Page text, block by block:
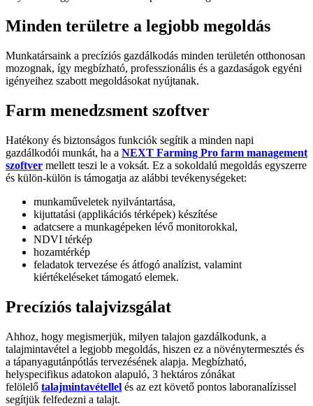
Minden területre a legjobb megoldás
Munkatársaink a precíziós gazdálkodás minden területén otthonosan
mozognak, így megbízható, professzionális és a gazdaságok egyéni
igényeihez szabott megoldásokat nyújtanak.
Farm menedzsment szoftver
Hatékony és biztonságos funkciók segítik a minden napi
gazdálkodói munkát, ha a NEXT Farming Pro farm management
szoftver mellett teszi le a voksát. Ez a sokoldalú megoldás egyszerre
és külön-külön is támogatja az alábbi tevékenységeket:
munkaműveletek nyilvántartása,
kijuttatási (applikációs térképek) készítése
adatcsere a munkagépeken lévő monitorokkal,
NDVI térkép
hozamtérkép
feladatok tervezése és átfogó analízist, valamint
kiértékeléseket támogató elemek.
Precíziós talajvizsgálat
Ahhoz, hogy megismerjük, milyen talajon gazdálkodunk, a
talajmintavétel a legjobb megoldás, hiszen ez a növénytermesztés és
a tápanyagutánpótlás tervezésének alapja. Megbízható,
helyspecifikus adatokon alapuló, 3 hektáros zónákat
felölelő talajmintavétellel és az ezt követő pontos laboranalízissel
segítjük felfedezni a talajt.